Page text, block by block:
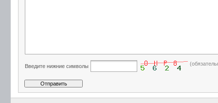
Введите нижние символы